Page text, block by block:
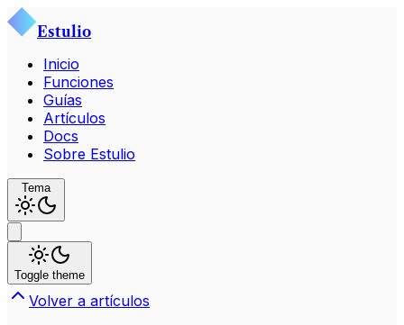
Estulio
Inicio
Funciones
Guías
Artículos
Docs
Sobre Estulio
Tema
Toggle theme
Volver a artículos